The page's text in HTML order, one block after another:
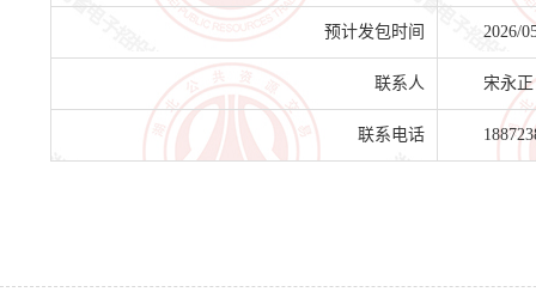
预计发包时间 2026/
联系人 宋永正
联系电话